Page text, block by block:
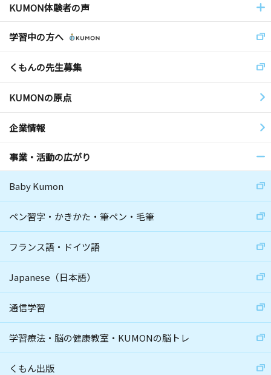
KUMON体験者の声
学習中の方へ
くもんの先生募集
KUMONの原点
企業情報
事業・活動の広がり
Baby Kumon
ペン習字・かきかた・筆ペン・毛筆
フランス語・ドイツ語
Japanese（日本語）
通信学習
学習療法・脳の健康教室・KUMONの脳トレ
くもん出版